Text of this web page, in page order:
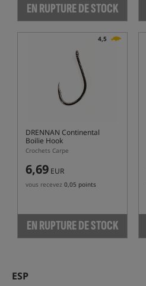
EN RUPTURE DE STOCK
4,5
DRENNAN Continental
Boilie Hook
Crochets Carpe
6,69 EUR
vous recevez 0,05 points
EN RUPTURE DE STOCK
ESP